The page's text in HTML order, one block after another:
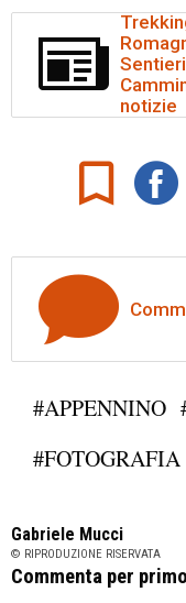
notizie
#APPENNINO
#FOTOGRAFIA
Gabriele Mucci
© RIPRODUZIONE RISERVATA
Commenta per primo